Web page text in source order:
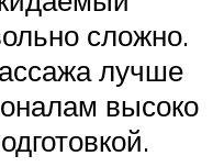
сложно.
лучше
высоко